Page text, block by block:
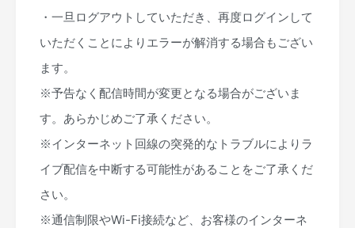
・一旦ログアウトしていただき、再度ログインして
いただくことによりエラーが解消する場合もござい
ます。
※予告なく配信時間が変更となる場合がございま
す。あらかじめご了承ください。
※インターネット回線の突発的なトラブルによりラ
イブ配信を中断する可能性があることをご了承くだ
さい。
※通信制限やWi-Fi接続など、お客様のインターネ